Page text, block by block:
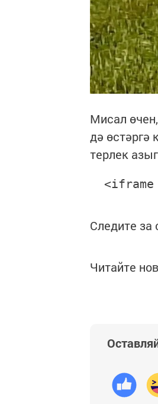
Мисал
дә өстәргә
терлек
<iframe
Следите
Читайте